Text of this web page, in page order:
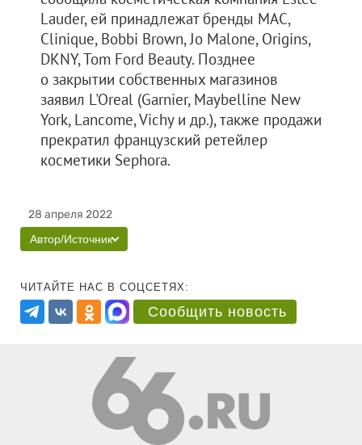
Lauder, ей принадлежат бренды MAC,
Clinique, Bobbi Brown, Jo Malone, Origins,
DKNY, Tom Ford Beauty. Позднее
о закрытии собственных магазинов
заявил L'Oreal (Garnier, Maybelline New
York, Lancome, Vichy и др.), также продажи
прекратил французский ретейлер
косметики Sephora.
28 апреля 2022
Автор/Источник
ЧИТАЙТЕ НАС В СОЦСЕТЯХ:
Сообщить новость